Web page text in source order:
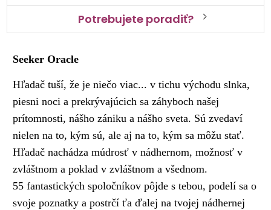
Potrebujete poradiť?
Seeker Oracle
Hľadač tuší, že je niečo viac... v tichu východu slnka,
piesni noci a prekrývajúcich sa záhyboch našej
prítomnosti, nášho zániku a nášho sveta. Sú zvedaví
nielen na to, kým sú, ale aj na to, kým sa môžu stať.
Hľadač nachádza múdrosť v nádhernom, možnosť v
zvláštnom a poklad v zvláštnom a všednom.
55 fantastických spoločníkov pôjde s tebou, podelí sa o
svoje poznatky a postrčí ťa ďalej na tvojej nádhernej